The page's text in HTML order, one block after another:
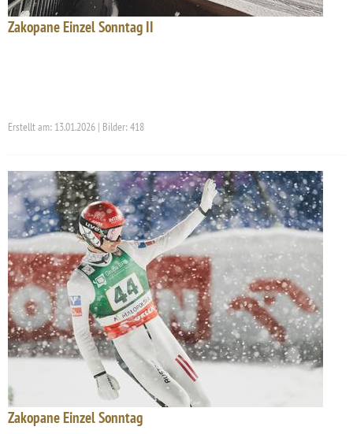
Zakopane Einzel Sonntag II
Erstellt am: 13.01.2026 | Bilder: 418
Zakopane Einzel Sonntag